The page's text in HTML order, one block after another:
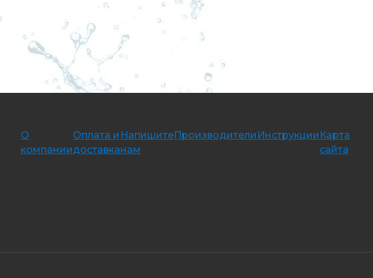
О
компании
Оплата и
доставка
Напишите
нам
Производители Инструкции Карта
сайта